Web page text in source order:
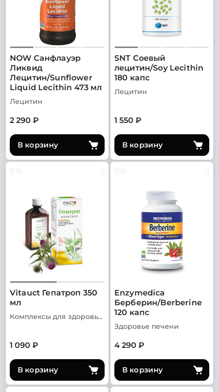
NOW Санфлауэр
Ликвид
Лецитин/Sunflower
Liquid Lecithin 473 мл
Лецитин
2 290 ₽
В корзину
SNT Соевый
лецитин/Soy Lecithin
180 капс
Лецитин
1 550 ₽
В корзину
0
Vitauct Гепатроп 350
мл
Комплексы для здоровья печени
1 090 ₽
В корзину
0
Enzymedica
Берберин/Berberine
120 капс
Здоровье печени
4 290 ₽
В корзину